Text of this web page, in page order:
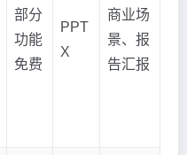
部分
功能
免费
PPT
X
商业场
景、报
告汇报